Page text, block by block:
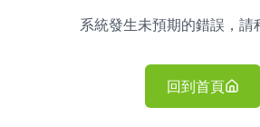
系統發生未預期的錯誤，請
回到首頁